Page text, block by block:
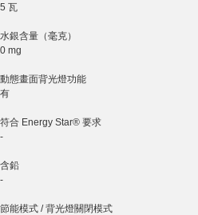
5 瓦
水銀含量（毫克）
0 mg
動態畫面背光燈功能
有
符合 Energy Star® 要求
-
含鉛
-
節能模式 / 背光燈關閉模式